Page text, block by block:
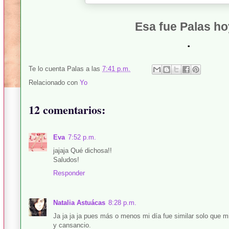
Esa fue Palas
.
Te lo cuenta Palas a las 7:41 p.m.
Relacionado con Yo
12 comentarios:
Eva 7:52 p.m.
jajaja Qué dichosa!!
Saludos!
Responder
Natalia Astuácas 8:28 p.m.
Ja ja ja ja pues más o menos mi día fue similar solo que
y cansancio.